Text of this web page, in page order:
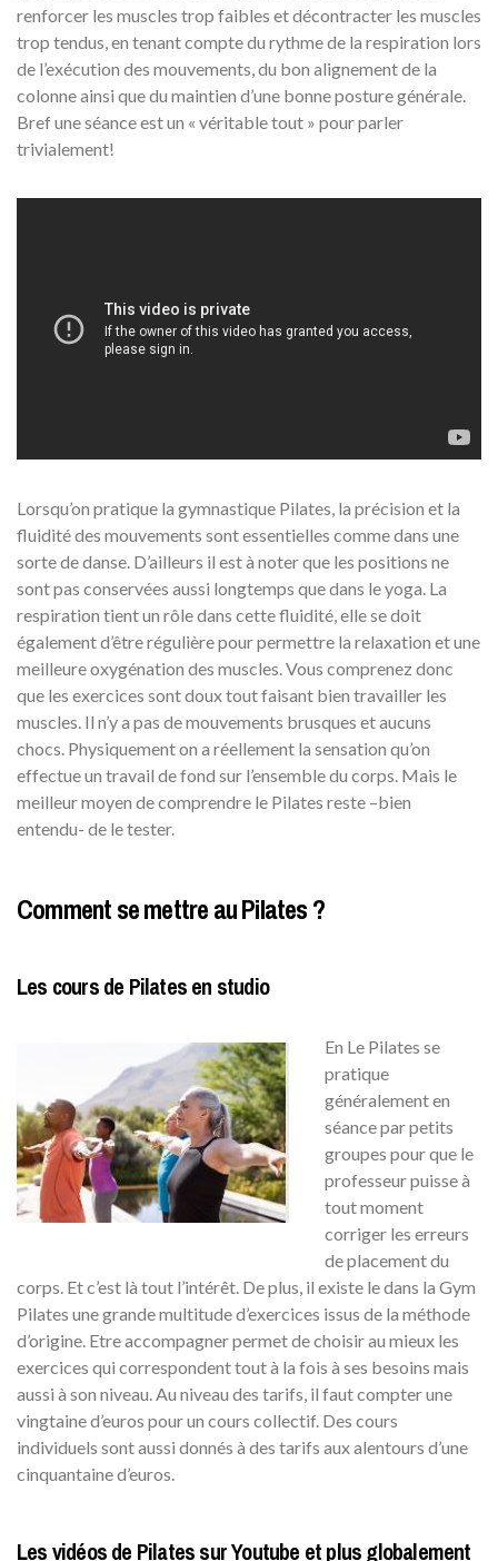
renforcer les muscles trop faibles et décontracter les muscles
trop tendus, en tenant compte du rythme de la respiration lors
de l’exécution des mouvements, du bon alignement de la
colonne ainsi que du maintien d’une bonne posture générale.
Bref une séance est un « véritable tout » pour parler
trivialement!
Lorsqu’on pratique la gymnastique Pilates, la précision et la
fluidité des mouvements sont essentielles comme dans une
sorte de danse. D’ailleurs il est à noter que les positions ne
sont pas conservées aussi longtemps que dans le yoga. La
respiration tient un rôle dans cette fluidité, elle se doit
également d’être régulière pour permettre la relaxation et une
meilleure oxygénation des muscles. Vous comprenez donc
que les exercices sont doux tout faisant bien travailler les
muscles. Il n’y a pas de mouvements brusques et aucuns
chocs. Physiquement on a réellement la sensation qu’on
effectue un travail de fond sur l’ensemble du corps. Mais le
meilleur moyen de comprendre le Pilates reste –bien
entendu- de le tester.
Comment se mettre au Pilates ?
Les cours de Pilates en studio
En Le Pilates se
pratique
généralement en
séance par petits
groupes pour que le
professeur puisse à
tout moment
corriger les erreurs
de placement du
corps. Et c’est là tout l’intérêt. De plus, il existe le dans la Gym
Pilates une grande multitude d’exercices issus de la méthode
d’origine. Etre accompagner permet de choisir au mieux les
exercices qui correspondent tout à la fois à ses besoins mais
aussi à son niveau. Au niveau des tarifs, il faut compter une
vingtaine d’euros pour un cours collectif. Des cours
individuels sont aussi donnés à des tarifs aux alentours d’une
cinquantaine d’euros.
Les vidéos de Pilates sur Youtube et plus globalement